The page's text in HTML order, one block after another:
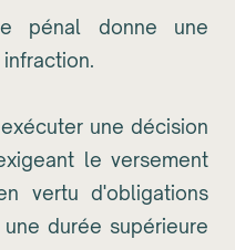
pénal donne une
une décision
le versement
vertu d'obligations
durée supérieure